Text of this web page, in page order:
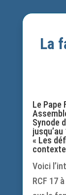
La
Le Pape
Synode
« Les
contexte
Voici
RCF 17